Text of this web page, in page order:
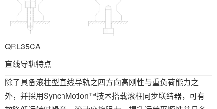
QRL35CA
直线导轨特点
除了具备滚柱型直线导轨之四方向高刚性与重负荷能力之
外，并採用SynchMotion™技术搭载滚柱同步联结器，可有